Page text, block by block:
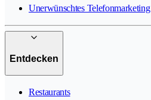
Unerwünschtes Telefonmarketing
Entdecken
Restaurants